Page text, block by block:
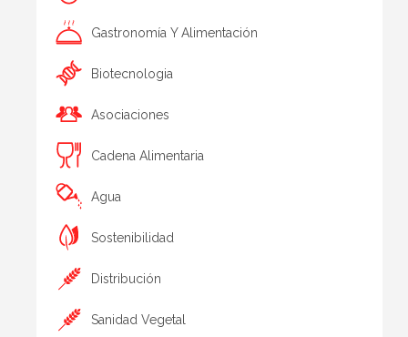
Gastronomía Y Alimentación
Biotecnologia
Asociaciones
Cadena Alimentaria
Agua
Sostenibilidad
Distribución
Sanidad Vegetal